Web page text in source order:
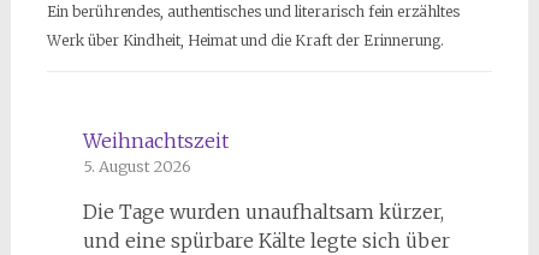
Ein berührendes, authentisches und literarisch fein erzähltes
Werk über Kindheit, Heimat und die Kraft der Erinnerung.
Weihnachtszeit
5. August 2026
Die Tage wurden unaufhaltsam kürzer,
und eine spürbare Kälte legte sich über